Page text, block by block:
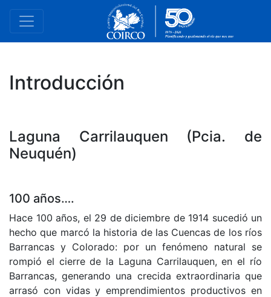
Introducción
Laguna Carrilauquen (Pcia. de
Neuquén)
100 años….
Hace 100 años, el 29 de diciembre de 1914 sucedió un
hecho que marcó la historia de las Cuencas de los ríos
Barrancas y Colorado: por un fenómeno natural se
rompió el cierre de la Laguna Carrilauquen, en el río
Barrancas, generando una crecida extraordinaria que
arrasó con vidas y emprendimientos productivos en